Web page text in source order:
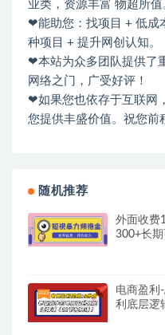
业类，资源丰富 物超所值
❤能助您：找项目 + 低成
种项目 + 提升网创认知。
❤本站为众多团队提供了
网络之门，广受好评！
❤如果您也依存于互联网
您提供丰盛价值。祝您前
随机推荐
外面收费
300+长
电商盈利
利底层逻